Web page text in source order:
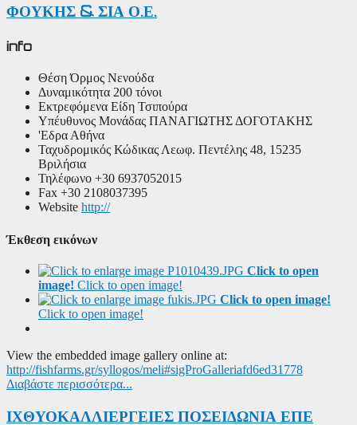
ΦΟΥΚΗΣ & ΣΙΑ Ο.Ε.
info
Θέση Όρμος Νενούδα
Δυναμικότητα 200 τόνοι
Εκτρεφόμενα Είδη Τσιπούρα
Υπέυθυνος Μονάδας ΠΑΝΑΓΙΩΤΗΣ ΔΟΓΟΤΑΚΗΣ
'Εδρα Αθήνα
Ταχυδρομικός Κώδικας Λεωφ. Πεντέλης 48, 15235
Βριλήσια
Τηλέφωνο +30 6937052015
Fax +30 2108037395
Website http://
Έκθεση εικόνων
Click to open
image! Click to open image!
Click to open image!
Click to open image!
View the embedded image gallery online at:
http://fishfarms.gr/syllogos/meli#sigProGalleriafd6ed31778
Διαβάστε περισσότερα...
ΙΧΘΥΟΚΑΛΛΙΕΡΓΕΙΕΣ ΠΟΣΕΙΔΩΝΙΑ ΕΠΕ